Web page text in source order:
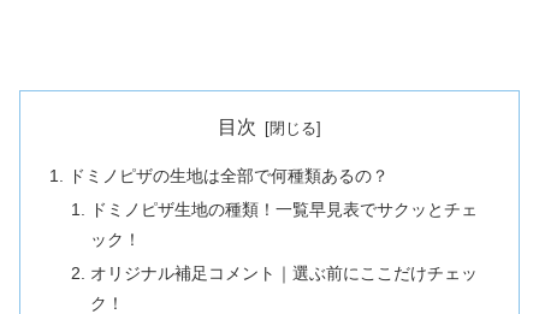
目次
ドミノピザの生地は全部で何種類あるの？
ドミノピザ生地の種類！一覧早見表でサクッとチェ
ック！
オリジナル補足コメント｜選ぶ前にここだけチェッ
ク！